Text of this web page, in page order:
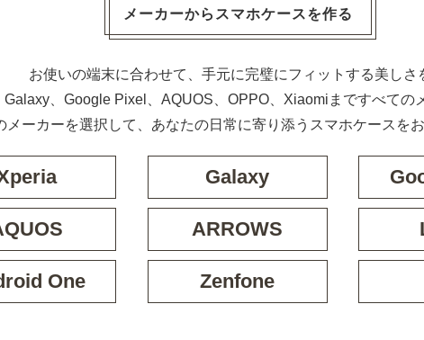
メーカーからスマホケースを作る
お使いの端末に合わせて、手元に完璧にフィットする美しさ
、Google Pixel、AQUOS、OPPO、Xiaomiまですべての
メーカーを選択して、あなたの日常に寄り添うスマホケースをお
Galaxy
ARROWS
One Zenfone